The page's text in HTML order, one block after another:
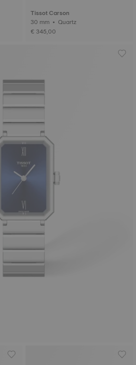
Tissot Carson
30 mm • Quartz
€ 345,00